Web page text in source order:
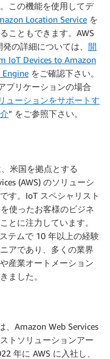
この機能を使用してデ
Location Service を
こともできます。AWS
の詳細については、 開
IoT Devices to Amazon
Engine をご確認下さい。
プリケーションの場合
ューションをサポートす
” をご参照下さい。
米国を拠点とする
(AWS) のソリューシ
す。IoT スペシャリスト
使ったお客様のビジネ
とに注力しています。
テムで 10 年以上の経験
アであり、多くの業界
産業オートメーション
ました。
、Amazon Web Services
トソリューションアー
年に AWS に入社し、